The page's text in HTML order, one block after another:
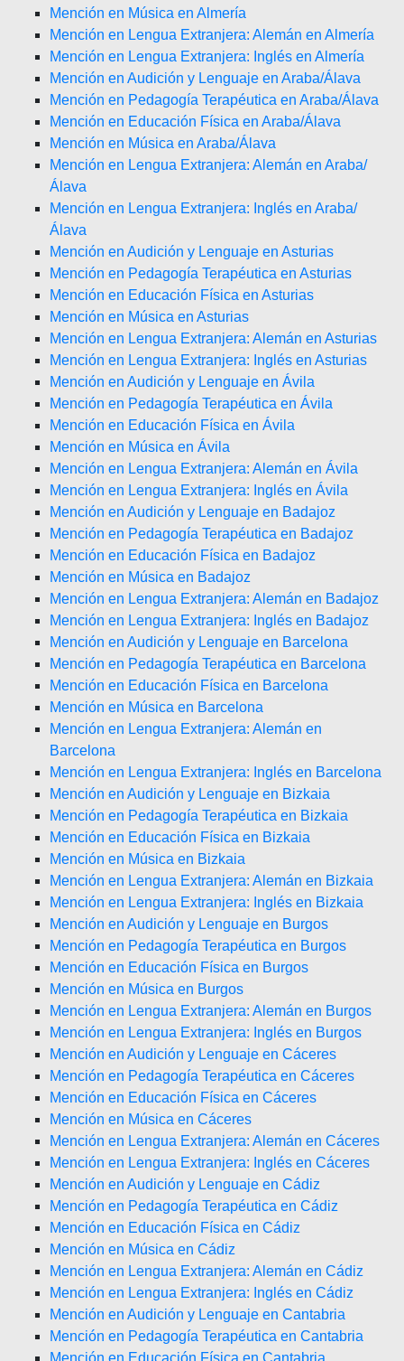
Mención en Música en Almería
Mención en Lengua Extranjera: Alemán en Almería
Mención en Lengua Extranjera: Inglés en Almería
Mención en Audición y Lenguaje en Araba/Álava
Mención en Pedagogía Terapéutica en Araba/Álava
Mención en Educación Física en Araba/Álava
Mención en Música en Araba/Álava
Mención en Lengua Extranjera: Alemán en Araba/
Álava
Mención en Lengua Extranjera: Inglés en Araba/
Álava
Mención en Audición y Lenguaje en Asturias
Mención en Pedagogía Terapéutica en Asturias
Mención en Educación Física en Asturias
Mención en Música en Asturias
Mención en Lengua Extranjera: Alemán en Asturias
Mención en Lengua Extranjera: Inglés en Asturias
Mención en Audición y Lenguaje en Ávila
Mención en Pedagogía Terapéutica en Ávila
Mención en Educación Física en Ávila
Mención en Música en Ávila
Mención en Lengua Extranjera: Alemán en Ávila
Mención en Lengua Extranjera: Inglés en Ávila
Mención en Audición y Lenguaje en Badajoz
Mención en Pedagogía Terapéutica en Badajoz
Mención en Educación Física en Badajoz
Mención en Música en Badajoz
Mención en Lengua Extranjera: Alemán en Badajoz
Mención en Lengua Extranjera: Inglés en Badajoz
Mención en Audición y Lenguaje en Barcelona
Mención en Pedagogía Terapéutica en Barcelona
Mención en Educación Física en Barcelona
Mención en Música en Barcelona
Mención en Lengua Extranjera: Alemán en
Barcelona
Mención en Lengua Extranjera: Inglés en Barcelona
Mención en Audición y Lenguaje en Bizkaia
Mención en Pedagogía Terapéutica en Bizkaia
Mención en Educación Física en Bizkaia
Mención en Música en Bizkaia
Mención en Lengua Extranjera: Alemán en Bizkaia
Mención en Lengua Extranjera: Inglés en Bizkaia
Mención en Audición y Lenguaje en Burgos
Mención en Pedagogía Terapéutica en Burgos
Mención en Educación Física en Burgos
Mención en Música en Burgos
Mención en Lengua Extranjera: Alemán en Burgos
Mención en Lengua Extranjera: Inglés en Burgos
Mención en Audición y Lenguaje en Cáceres
Mención en Pedagogía Terapéutica en Cáceres
Mención en Educación Física en Cáceres
Mención en Música en Cáceres
Mención en Lengua Extranjera: Alemán en Cáceres
Mención en Lengua Extranjera: Inglés en Cáceres
Mención en Audición y Lenguaje en Cádiz
Mención en Pedagogía Terapéutica en Cádiz
Mención en Educación Física en Cádiz
Mención en Música en Cádiz
Mención en Lengua Extranjera: Alemán en Cádiz
Mención en Lengua Extranjera: Inglés en Cádiz
Mención en Audición y Lenguaje en Cantabria
Mención en Pedagogía Terapéutica en Cantabria
Mención en Educación Física en Cantabria